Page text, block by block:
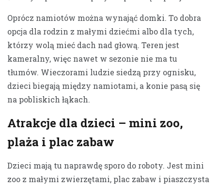
Oprócz namiotów można wynająć domki. To dobra
opcja dla rodzin z małymi dziećmi albo dla tych,
którzy wolą mieć dach nad głową. Teren jest
kameralny, więc nawet w sezonie nie ma tu
tłumów. Wieczorami ludzie siedzą przy ognisku,
dzieci biegają między namiotami, a konie pasą się
na pobliskich łąkach.
Atrakcje dla dzieci – mini zoo,
plaża i plac zabaw
Dzieci mają tu naprawdę sporo do roboty. Jest mini
zoo z małymi zwierzętami, plac zabaw i piaszczysta